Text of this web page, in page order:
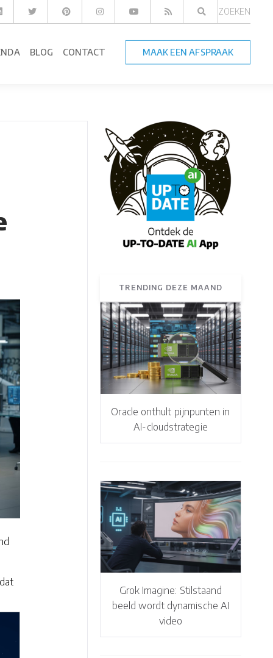
ZOEKEN
BLOG CONTACT MAAK EEN AFSPRAAK
TRENDING DEZE MAAND
Oracle onthult pijnpunten in
AI-cloudstrategie
Grok Imagine: Stilstaand
beeld wordt dynamische AI
video